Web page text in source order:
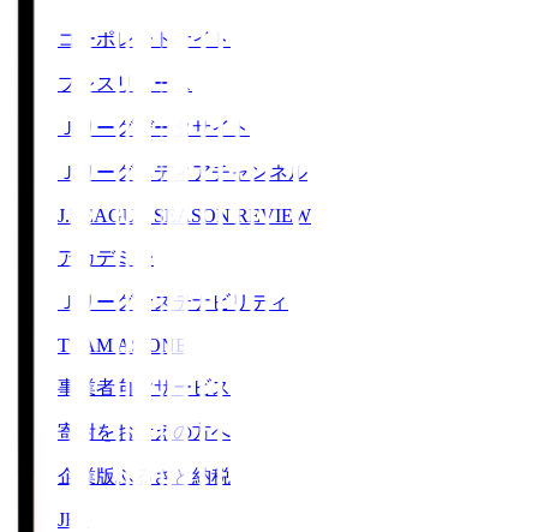
コーポレートサイト
プレスリリース
Ｊリーグデータサイト
Ｊリーグメディアチャンネル
J.LEAGUE SEASON REVIEW
アカデミー
Ｊリーグサステナビリティ
TEAM AS ONE
事業者向けサービス
寄附をお考えの方へ
企業版ふるさと納税
JFA